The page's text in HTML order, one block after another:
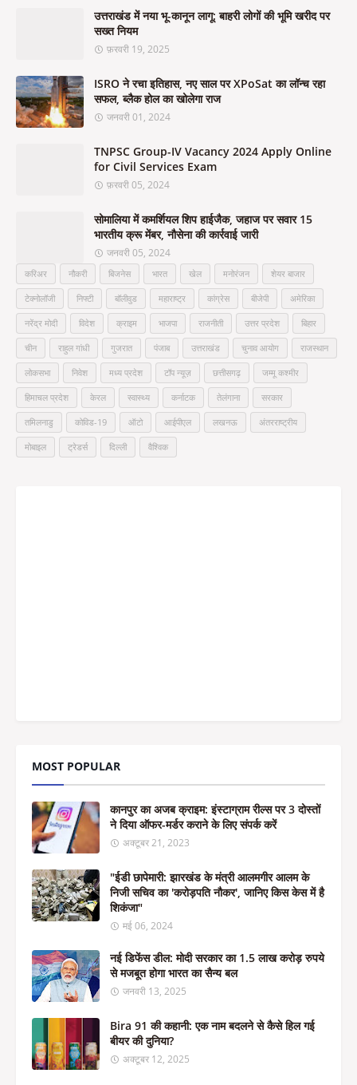
उत्तराखंड में नया भू-कानून लागू: बाहरी लोगों की भूमि खरीद पर
सख्त नियम
फ़रवरी 19, 2025
ISRO ने रचा इतिहास, नए साल पर XPoSat का लॉन्च रहा
सफल, ब्लैक होल का खोलेगा राज
जनवरी 01, 2024
TNPSC Group-IV Vacancy 2024 Apply Online
for Civil Services Exam
फ़रवरी 05, 2024
सोमालिया में कमर्शियल शिप हाईजैक, जहाज पर सवार 15
भारतीय क्रू मेंबर, नौसेना की कार्रवाई जारी
जनवरी 05, 2024
करिअर नौकरी बिजनेस भारत खेल मनोरंजन शेयर बाजार
टेक्नोलॉजी निफ्टी बॉलीवुड महाराष्ट्र कांग्रेस बीजेपी अमेरिका
नरेंद्र मोदी विदेश क्राइम भाजपा राजनीती उत्तर प्रदेश बिहार
चीन राहुल गांधी गुजरात पंजाब उत्तराखंड चुनाव आयोग राजस्थान
लोकसभा निवेश मध्य प्रदेश टॉप न्यूज़ छत्तीसगढ़ जम्मू कश्मीर
हिमाचल प्रदेश केरल स्वास्थ्य कर्नाटक तेलंगाना सरकार
तमिलनाडु कोविड-19 ऑटो आईपीएल लखनऊ अंतरराष्ट्रीय
मोबाइल ट्रेडर्स दिल्ली वैश्विक
MOST POPULAR
कानपुर का अजब क्राइम: इंस्टाग्राम रील्स पर 3 दोस्तों
ने दिया ऑफर-मर्डर कराने के लिए संपर्क करें
अक्टूबर 21, 2023
"ईडी छापेमारी: झारखंड के मंत्री आलमगीर आलम के
निजी सचिव का 'करोड़पति नौकर', जानिए किस केस में है
शिकंजा"
मई 06, 2024
नई डिफेंस डील: मोदी सरकार का 1.5 लाख करोड़ रुपये
से मजबूत होगा भारत का सैन्य बल
जनवरी 13, 2025
Bira 91 की कहानी: एक नाम बदलने से कैसे हिल गई
बीयर की दुनिया?
अक्टूबर 12, 2025